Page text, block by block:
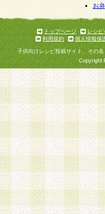
お
トップページ
レシピ
利用規約
個人情報保
子供向けレシピ投稿サイト、その
Copyright